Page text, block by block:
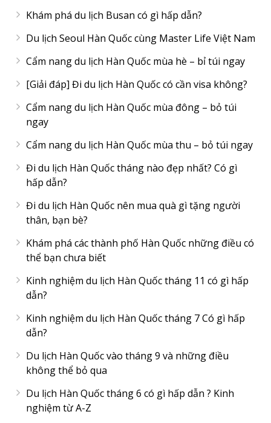
Khám phá du lịch Busan có gì hấp dẫn?
Du lịch Seoul Hàn Quốc cùng Master Life Việt Nam
Cẩm nang du lịch Hàn Quốc mùa hè – bỉ túi ngay
[Giải đáp] Đi du lịch Hàn Quốc có cần visa không?
Cẩm nang du lịch Hàn Quốc mùa đông – bỏ túi
ngay
Cẩm nang du lịch Hàn Quốc mùa thu – bỏ túi ngay
Đi du lịch Hàn Quốc tháng nào đẹp nhất? Có gì
hấp dẫn?
Đi du lịch Hàn Quốc nên mua quà gì tặng người
thân, bạn bè?
Khám phá các thành phố Hàn Quốc những điều có
thể bạn chưa biết
Kinh nghiệm du lịch Hàn Quốc tháng 11 có gì hấp
dẫn?
Kinh nghiệm du lịch Hàn Quốc tháng 7 Có gì hấp
dẫn?
Du lịch Hàn Quốc vào tháng 9 và những điều
không thể bỏ qua
Du lịch Hàn Quốc tháng 6 có gì hấp dẫn ? Kinh
nghiệm từ A-Z